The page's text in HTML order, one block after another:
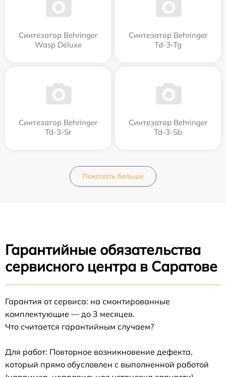
Синтезатор Behringer
Wasp Deluxe
Синтезатор Behringer
Td-3-Tg
Синтезатор Behringer
Td-3-Sr
Синтезатор Behringer
Td-3-Sb
Показать больше
Гарантийные обязательства
сервисного центра в Саратове
Гарантия от сервиса: на смонтированные
комплектующие — до 3 месяцев.
Что считается гарантийным случаем?
Для работ: Повторное возникновение дефекта,
который прямо обусловлен с выполненной работой